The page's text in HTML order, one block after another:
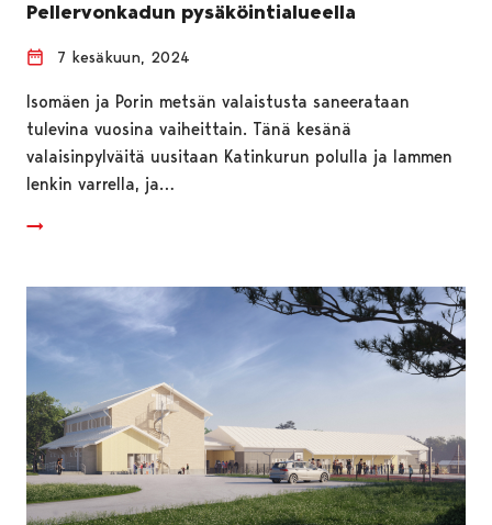
Pellervonkadun pysäköintialueella
7 kesäkuun, 2024
Isomäen ja Porin metsän valaistusta saneerataan
tulevina vuosina vaiheittain. Tänä kesänä
valaisinpylväitä uusitaan Katinkurun polulla ja lammen
lenkin varrella, ja…